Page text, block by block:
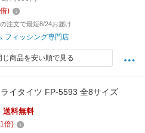
倍)
注文で最短8/24お届け
フィッシング専門店
じ商品を安い順で見る
イタイツ FP-5593 全8サイズ
送料無料
1倍)